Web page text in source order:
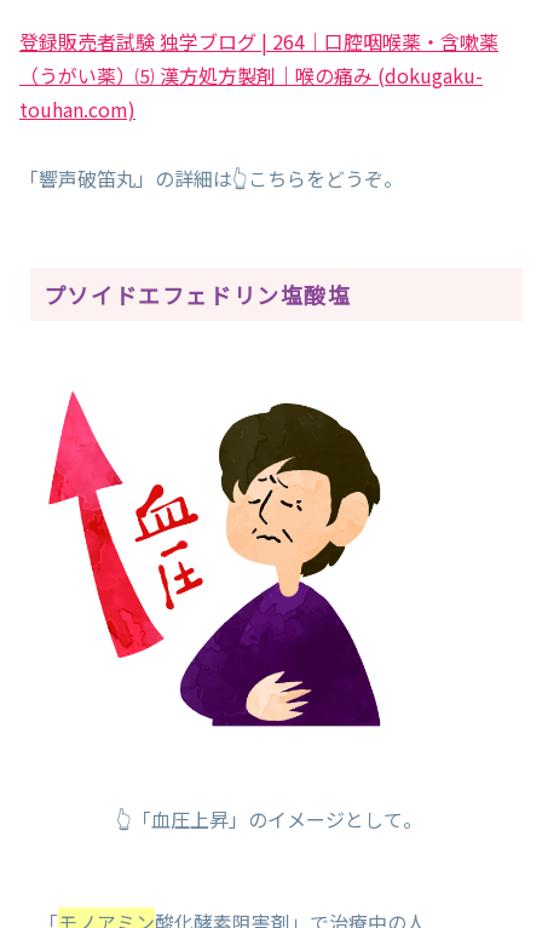
登録販売者試験 独学ブログ | 264｜口腔咽喉薬・含嗽薬
（うがい薬）⑸ 漢方処方製剤｜喉の痛み (dokugaku-
touhan.com)
「響声破笛丸」の詳細は👆こちらをどうぞ。
プソイドエフェドリン塩酸塩
👆「血圧上昇」のイメージとして。
「モノアミン酸化酵素阻害剤」で治療中の人